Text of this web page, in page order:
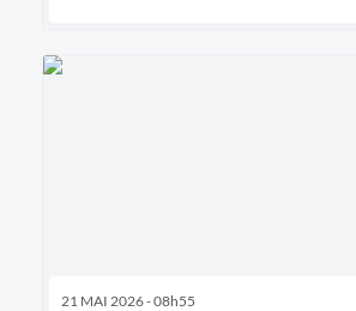
21 MAI 2026 - 08h55